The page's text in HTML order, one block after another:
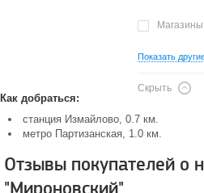
Магазины
Показать
Скрыть
Как добраться:
станция Измайлово, 0.7 км.
метро Партизанская, 1.0 км.
Отзывы покупателей о